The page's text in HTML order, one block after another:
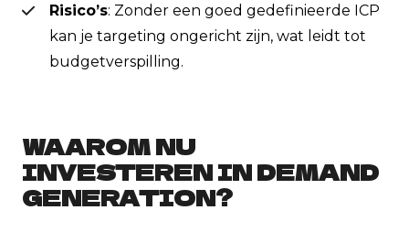
Risico’s: Zonder een goed gedefinieerde ICP
kan je targeting ongericht zijn, wat leidt tot
budgetverspilling.
WAAROM NU
INVESTEREN IN DEMAND
GENERATION?